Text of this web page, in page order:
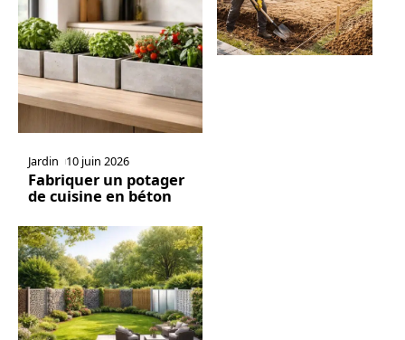
Jardin 10 juin 2026
Fabriquer un potager
de cuisine en béton